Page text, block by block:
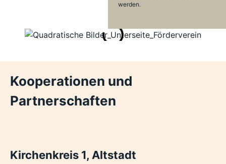
werden.
Kooperationen und
Partnerschaften
Kirchenkreis 1, Altstadt